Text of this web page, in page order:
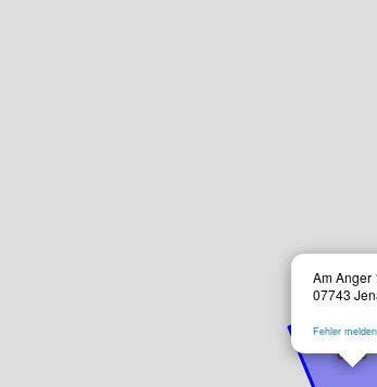
Am Anger
07743
Fehler melden